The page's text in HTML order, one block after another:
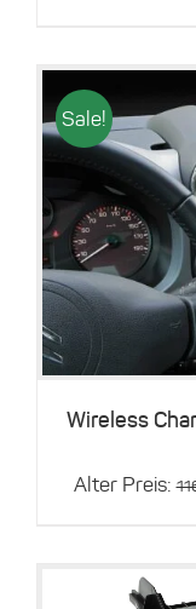
Sale!
Wireless
Alter Preis: